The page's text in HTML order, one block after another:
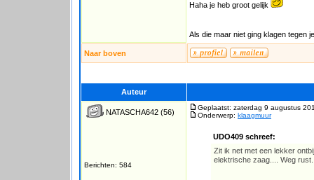
Haha je heb groot gelijk
Als die maar niet ging klagen tegen
Naar boven
Auteur
NATASCHA642 (56)
Berichten: 584
Geplaatst: zaterdag 9 augustus
Onderwerp: klaagmuur
UDO409 schreef:
Zit ik net met een lekker
elektrische zaag.... Weg